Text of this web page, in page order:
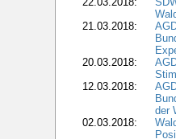
21.03.2018:
20.03.2018:
12.03.2018:
der
02.03.2018: